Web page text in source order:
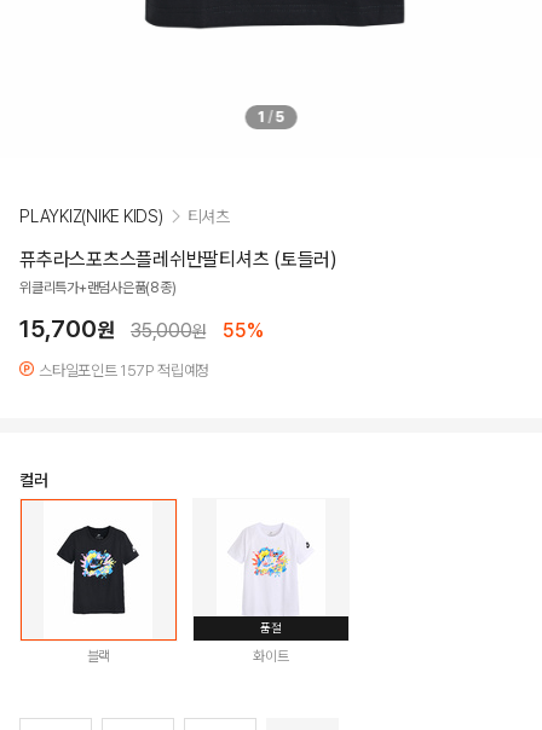
1 /5
PLAYKIZ(NIKE KIDS) 티셔츠
퓨추라스포츠스플레쉬반팔티셔츠 (토들러)
위클리특가+랜덤사은품(8종)
15,700원 35,000원 55%
스타일포인트 157P 적립예정
컬러
블랙
품절
화이트